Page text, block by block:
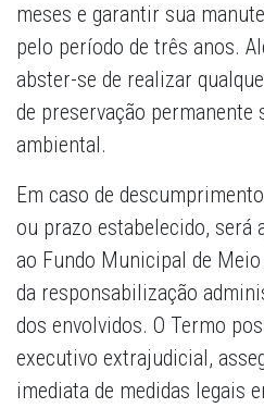
meses e garantir sua
pelo período de três anos.
abster-se de realizar
de preservação permanente
ambiental.
Em caso de
ou prazo estabelecido, será
ao Fundo Municipal de
da responsabilização
dos envolvidos. O Termo
executivo extrajudicial,
imediata de medidas legais